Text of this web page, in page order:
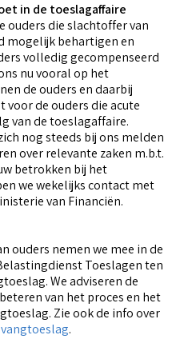
in de toeslagaffaire
ouders die slachtoffer van
mogelijk behartigen en
volledig gecompenseerd
nu vooral op het
de ouders en daarbij
voor de ouders die acute
van de toeslagaffaire.
nog steeds bij ons melden
over relevante zaken m.b.t.
betrokken bij het
we wekelijks contact met
van Financiën.
ouders nemen we mee in de
Toeslagen ten
We adviseren de
van het proces en het
Zie ook de info over
.